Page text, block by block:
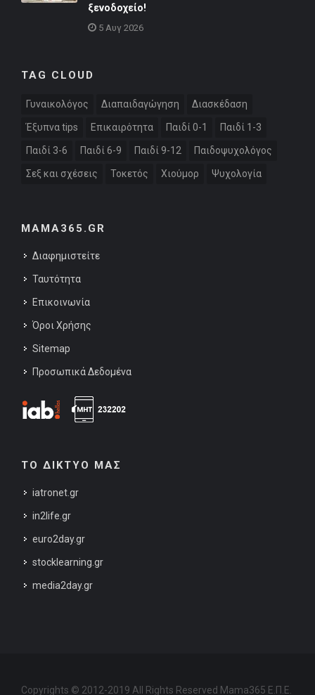
ξενοδοχείο!
5 Αυγ 2026
TAG CLOUD
Γυναικολόγος Διαπαιδαγώγηση Διασκέδαση
Έξυπνα tips Επικαιρότητα Παιδί 0-1 Παιδί 1-3
Παιδί 3-6 Παιδί 6-9 Παιδί 9-12 Παιδοψυχολόγος
Σεξ και σχέσεις Τοκετός Χιούμορ Ψυχολογία
MAMA365.GR
Διαφημιστείτε
Ταυτότητα
Επικοινωνία
Όροι Χρήσης
Sitemap
Προσωπικά Δεδομένα
ΤΟ ΔΙΚΤΥΟ ΜΑΣ
iatronet.gr
in2life.gr
euro2day.gr
stocklearning.gr
media2day.gr
Copyrights © 2012-2019 All Rights Reserved Mama365 Ε.Π.Ε.